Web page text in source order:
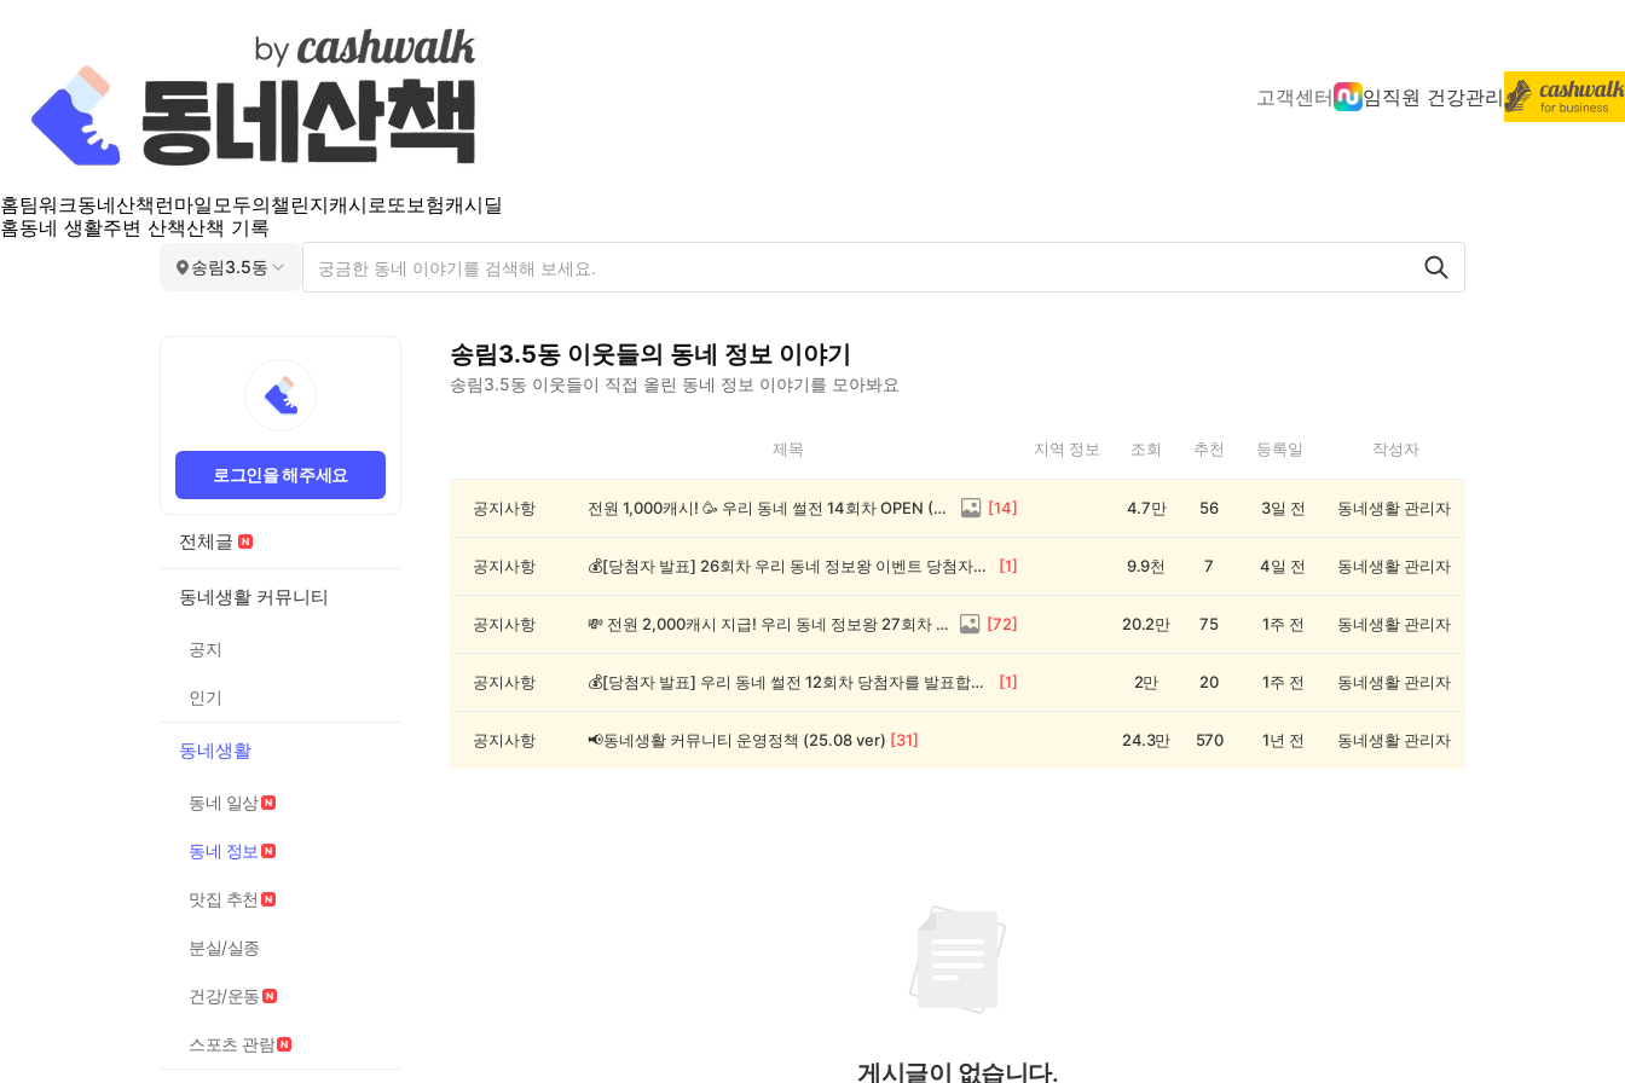
고객센터 임직원 건강관리
홈팀워크동네산책 런마일모두의챌린지캐시로또보험캐시딜
홈동네 생활주변 산책산책 기록
송림3.5동
로그인을 해주세요
전체글
동네생활 커뮤니티
공지
인기
동네생활
동네 일상
동네 정보
맛집 추천
분실/실종
건강/운동
스포츠 관람
송림3.5동 이웃들의 동네 정보 이야기
송림3.5동 이웃들이 직접 올린 동네 정보 이야기를 모아봐요
3.5
제목 지역 정보 조회 추천 등록일 작성자
공지사항 전원 1,000캐시! 🥳 우리 동네 썰전 14회차 OPEN (~8/17) [14] 4.7만 56 3일 전 동네생활 관리자
공지사항 💰[당첨자 발표] 26회차 우리 동네 정보왕 이벤트 당첨자를 발표합니다! [1] 9.9천 7 4일 전 동네생활 관리자
공지사항 💸 전원 2,000캐시 지급! 우리 동네 정보왕 27회차 (~8/10) [72] 20.2만 75 1주 전 동네생활 관리자
공지사항 💰[당첨자 발표] 우리 동네 썰전 12회차 당첨자를 발표합니다! [1] 2만 20 1주 전 동네생활 관리자
공지사항 📢동네생활 커뮤니티 운영정책 (25.08 ver) [31] 24.3만 570 1년 전 동네생활 관리자
게시글이 없습니다.